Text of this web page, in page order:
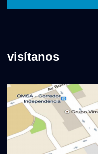
visítanos